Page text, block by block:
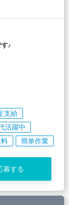
♪
支給
活躍中
簡単作業
募する